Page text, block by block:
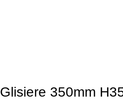
Glisiere 350mm